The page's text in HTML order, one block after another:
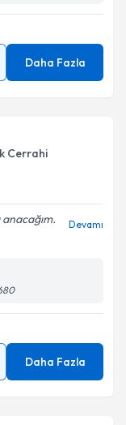
Daha Fazla
Cerrahi
Devamı
Daha Fazla